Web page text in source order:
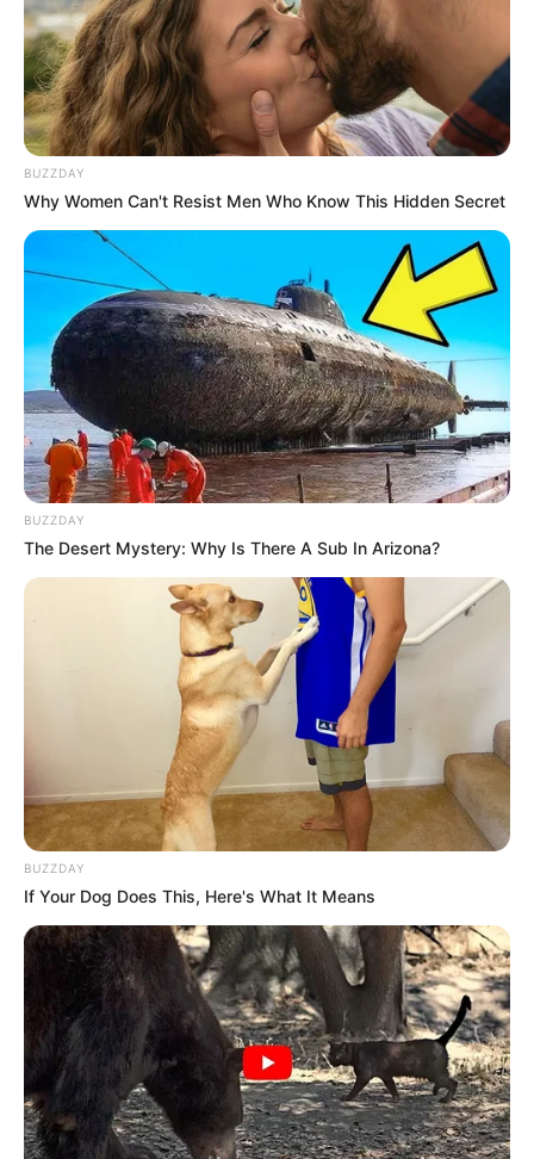
BUZZDAY
Why Women Can't Resist Men Who Know This Hidden Secret
BUZZDAY
The Desert Mystery: Why Is There A Sub In Arizona?
BUZZDAY
If Your Dog Does This, Here's What It Means